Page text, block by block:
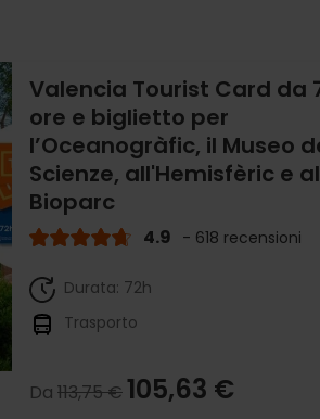
Valencia Tourist Card da
ore e biglietto per
l’Oceanogràfic, il Museo
Scienze, all'Hemisfèric e al
Bioparc
4.9 - 618 recensioni
Durata: 72h
Trasporto
Da 113,75 €105,63 €